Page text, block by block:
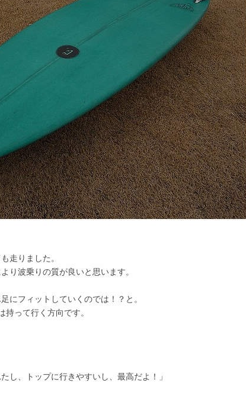
走りました。
り波乗りの質が良いと思います。
にフィットしていくのでは！？と。
って行く方向です。
し、トップに行きやすいし、最高だよ！」